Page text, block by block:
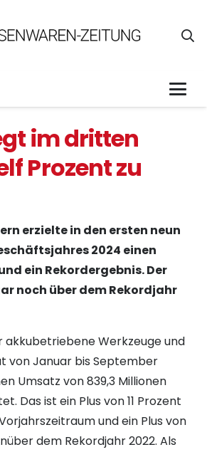
im dritten
Prozent zu
erzielte in den ersten neun
2024 einen
ein Rekordergebnis. Der
noch über dem Rekordjahr
akkubetriebene Werkzeuge und
von Januar bis September
Umsatz von 839,3 Millionen
Das ist ein Plus von 11 Prozent
und ein Plus von
dem Rekordjahr 2022. Als